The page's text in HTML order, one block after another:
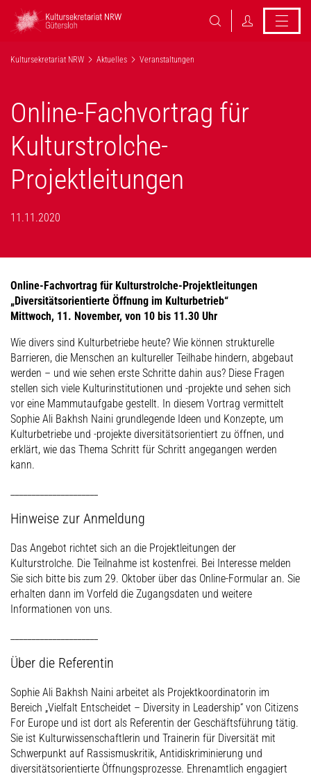
Kultursekretariat NRW Aktuelles Veranstaltungen
Online-Fachvortrag für
Kulturstrolche-
Projektleitungen
11.11.2020
Online-Fachvortrag für Kulturstrolche-Projektleitungen
„Diversitätsorientierte Öffnung im Kulturbetrieb“
Mittwoch, 11. November, von 10 bis 11.30 Uhr
Wie divers sind Kulturbetriebe heute? Wie können strukturelle
Barrieren, die Menschen an kultureller Teilhabe hindern, abgebaut
werden – und wie sehen erste Schritte dahin aus? Diese Fragen
stellen sich viele Kulturinstitutionen und -projekte und sehen sich
vor eine Mammutaufgabe gestellt. In diesem Vortrag vermittelt
Sophie Ali Bakhsh Naini grundlegende Ideen und Konzepte, um
Kulturbetriebe und -projekte diversitätsorientiert zu öffnen, und
erklärt, wie das Thema Schritt für Schritt angegangen werden
kann.
Hinweise zur Anmeldung
Das Angebot richtet sich an die Projektleitungen der
Kulturstrolche. Die Teilnahme ist kostenfrei. Bei Interesse melden
Sie sich bitte bis zum 29. Oktober über das Online-Formular an. Sie
erhalten dann im Vorfeld die Zugangsdaten und weitere
Informationen von uns.
Über die Referentin
Sophie Ali Bakhsh Naini arbeitet als Projektkoordinatorin im
Bereich „Vielfalt Entscheidet – Diversity in Leadership“ von Citizens
For Europe und ist dort als Referentin der Geschäftsführung tätig.
Sie ist Kulturwissenschaftlerin und Trainerin für Diversität mit
Schwerpunkt auf Rassismuskritik, Antidiskriminierung und
diversitätsorientierte Öffnungsprozesse. Ehrenamtlich engagiert